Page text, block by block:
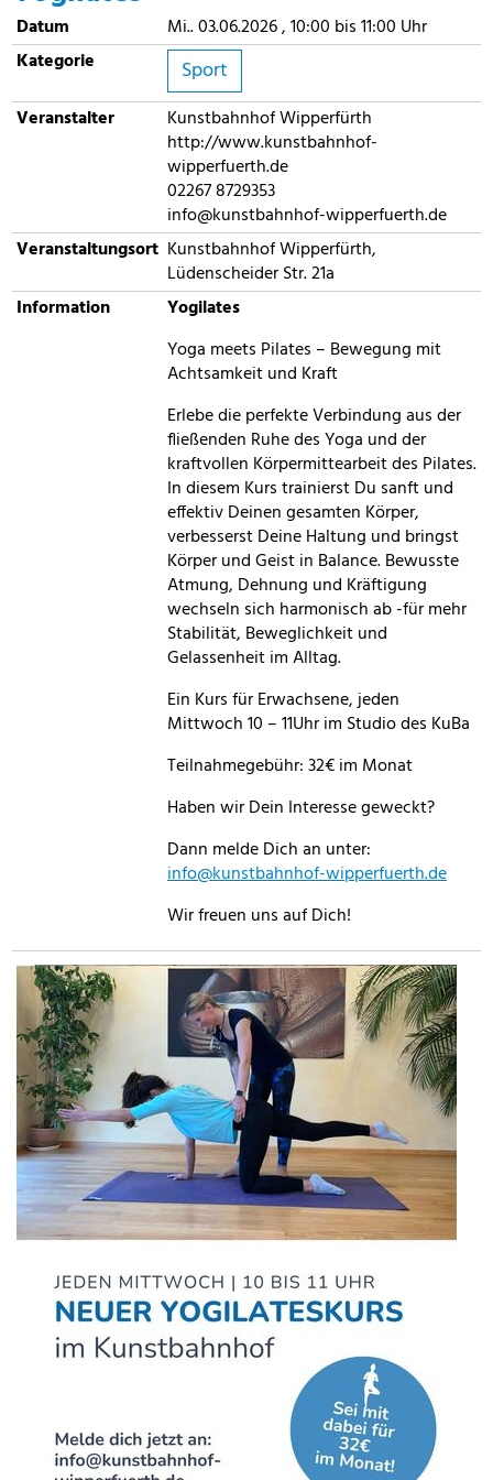
Datum
Mi.. 03.06.2026 , 10:00 bis 11:00 Uhr
Kategorie
Sport
Veranstalter
Kunstbahnhof Wipperfürth
http://www.kunstbahnhof-
wipperfuerth.de
02267 8729353
info@kunstbahnhof-wipperfuerth.de
Veranstaltungsort Kunstbahnhof Wipperfürth,
Lüdenscheider Str. 21a
Information
Yogilates
Yoga meets Pilates – Bewegung mit
Achtsamkeit und Kraft
Erlebe die perfekte Verbindung aus der
fließenden Ruhe des Yoga und der
kraftvollen Körpermittearbeit des Pilates.
In diesem Kurs trainierst Du sanft und
effektiv Deinen gesamten Körper,
verbesserst Deine Haltung und bringst
Körper und Geist in Balance. Bewusste
Atmung, Dehnung und Kräftigung
wechseln sich harmonisch ab -für mehr
Stabilität, Beweglichkeit und
Gelassenheit im Alltag.
Ein Kurs für Erwachsene, jeden
Mittwoch 10 – 11Uhr im Studio des KuBa
Teilnahmegebühr: 32€ im Monat
Haben wir Dein Interesse geweckt?
Dann melde Dich an unter:
info@kunstbahnhof-wipperfuerth.de
Wir freuen uns auf Dich!